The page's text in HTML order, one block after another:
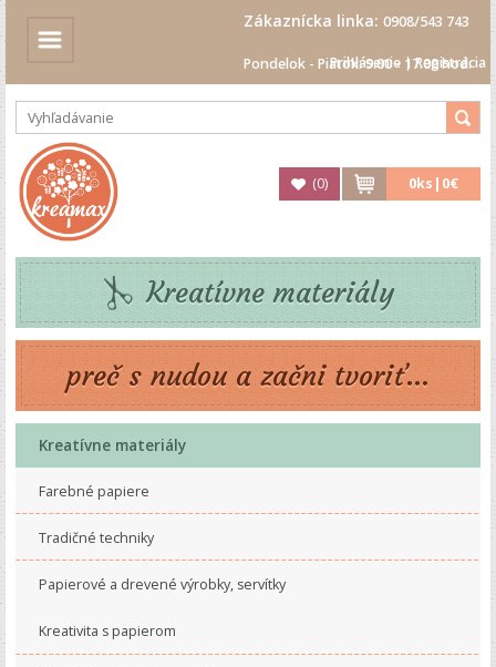
Zákaznícka linka: 0908/543 743
Pondelok - Piatok: 9.00 - 17.00 hod.
Prihlásenie|Registrácia
(0) 0ks| 0€
Kreatívne materiály
preč s nudou a začni tvoriť...
Kreatívne materiály
Farebné papiere
Tradičné techniky
Papierové a drevené výrobky, servítky
Kreativita s papierom